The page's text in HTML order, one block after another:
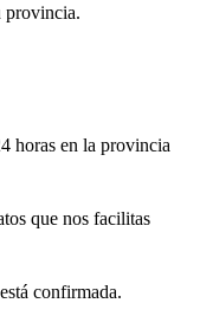
provincia.
horas en la provincia
que nos facilitas
confirmada.